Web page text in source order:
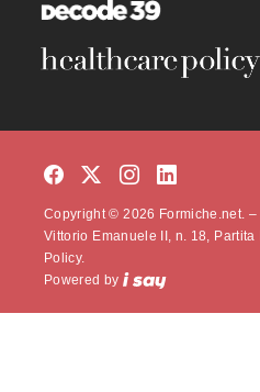
Copyright © 2026 Formiche.net.
Vittorio Emanuele II, n. 18, Partita
Policy.
Powered by